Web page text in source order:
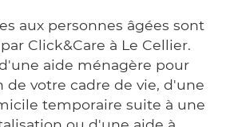
aux personnes âgées sont
Click&Care à Le Cellier.
aide ménagère pour
de votre cadre de vie, d'une
temporaire suite à une